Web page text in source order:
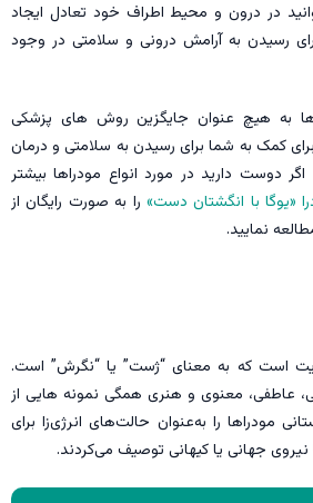
در درون و محیط اطراف خود تعادل ایجاد
رسیدن به آرامش درونی و سلامتی در وجود
به هیچ عنوان جایگزین روش های پزشکی
کمک به شما برای رسیدن به سلامتی و درمان
دوست دارید در مورد انواع مودراها بیشتر
«یوگا با انگشتان دست» را به صورت رایگان از
نمایید.
است که به معنای “ژست” یا “نگرش” است.
عاطفی، معنوی و هنری همگی نمونه هایی از
مودراها را به‌عنوان حالت‌های انرژی‌زا برای
نیروی جهانی یا کیهانی توصیف می‌کردند.